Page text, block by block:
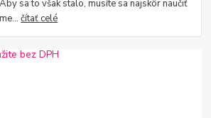
sa to však stalo, musíte sa najskôr naučiť
čítať celé